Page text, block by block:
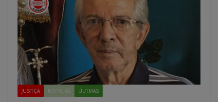
JUSTIÇA NOTÍCIAS ÚLTIMAS